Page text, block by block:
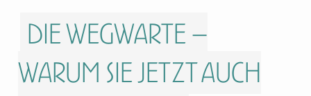
Die Wegwarte –
warum sie jetzt auch